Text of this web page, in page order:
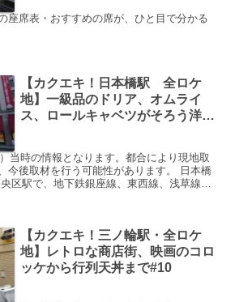
座席表・おすすめの席が、ひと目で分かる
【カクエキ！日本橋駅 全ロケ
地】一級品のドリア、オムライ
ス、ロールキャベツがそろう洋食
当時の情報となります。都合により現地取
今後取材を行う可能性があります。 日本橋
区駅で、地下鉄銀座線、東西線、浅草線の
【カクエキ！三ノ輪駅・全ロケ
地】レトロな商店街、映画のコロ
ッケから行列天丼まで#10